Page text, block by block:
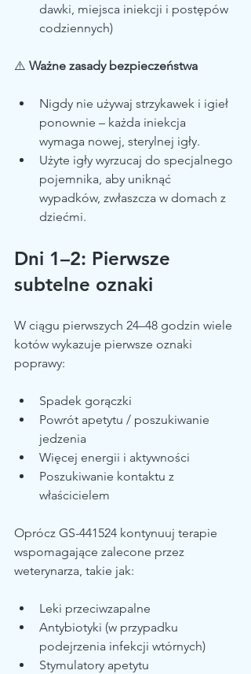
dawki, miejsca iniekcji i postępów
codziennych)
⚠️ Ważne zasady bezpieczeństwa
Nigdy nie używaj strzykawek i igieł
ponownie – każda iniekcja
wymaga nowej, sterylnej igły.
Użyte igły wyrzucaj do specjalnego
pojemnika, aby uniknąć
wypadków, zwłaszcza w domach z
dziećmi.
Dni 1–2: Pierwsze
subtelne oznaki
W ciągu pierwszych 24–48 godzin wiele
kotów wykazuje pierwsze oznaki
poprawy:
Spadek gorączki
Powrót apetytu / poszukiwanie
jedzenia
Więcej energii i aktywności
Poszukiwanie kontaktu z
właścicielem
Oprócz GS-441524 kontynuuj terapie
wspomagające zalecone przez
weterynarza, takie jak:
Leki przeciwzapalne
Antybiotyki (w przypadku
podejrzenia infekcji wtórnych)
Stymulatory apetytu